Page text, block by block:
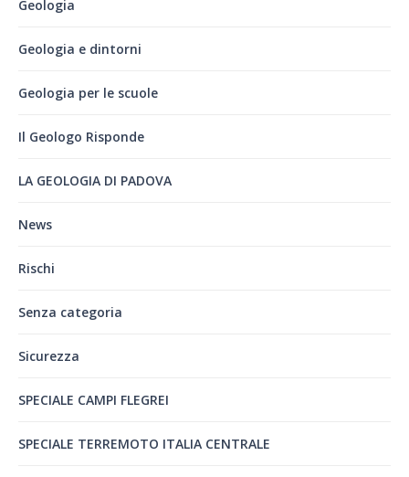
Geologia
Geologia e dintorni
Geologia per le scuole
Il Geologo Risponde
LA GEOLOGIA DI PADOVA
News
Rischi
Senza categoria
Sicurezza
SPECIALE CAMPI FLEGREI
SPECIALE TERREMOTO ITALIA CENTRALE